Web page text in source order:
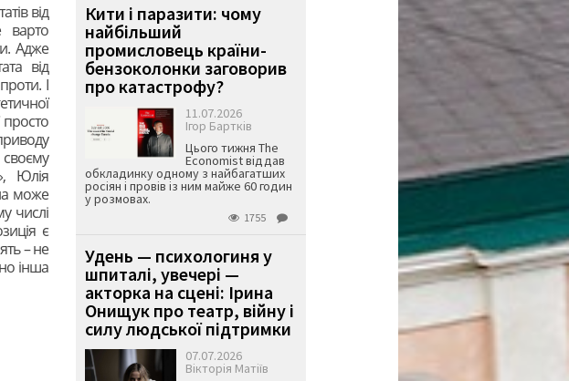
від
варто
Адже
від
І
просто
Юлія
може
числі
є
– не
інша
Кити і паразити: чому
найбільший
промисловець країни-
бензоколонки заговорив
про катастрофу?
11.07.2026
Ігор Бартків
Цього тижня The
Economist віддав
обкладинку одному з найбагатших
росіян і провів із ним майже 60 годин
у розмовах.
1755
Удень — психологиня у
шпиталі, увечері —
акторка на сцені: Ірина
Онищук про театр, війну і
силу людської підтримки
07.07.2026
Вікторія Матіїв